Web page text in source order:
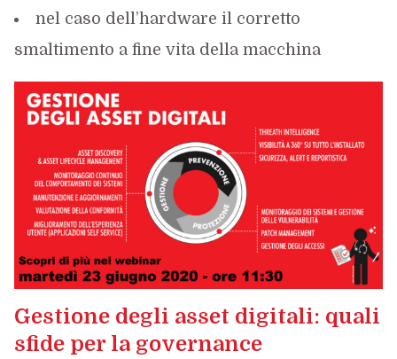
nel caso dell’hardware il corretto
smaltimento a fine vita della macchina
Gestione degli asset digitali: quali
sfide per la governance